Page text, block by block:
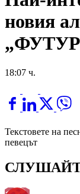
новия
18:07 ч.
Текстовете на
певецът